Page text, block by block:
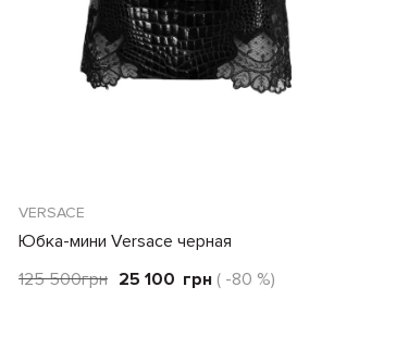
VERSACE
Юбка-мини Versace черная
125 500грн 25 100 грн ( -80 %)